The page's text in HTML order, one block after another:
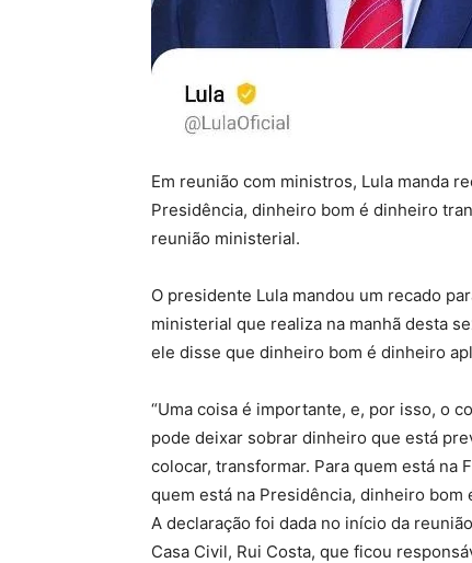
Em reunião com ministros, Lula manda
Presidência, dinheiro bom é dinheiro
reunião ministerial.
O presidente Lula mandou um recado
ministerial que realiza na manhã desta
ele disse que dinheiro bom é dinheiro
“Uma coisa é importante, e, por isso, o
pode deixar sobrar dinheiro que está
colocar, transformar. Para quem está na
quem está na Presidência, dinheiro
A declaração foi dada no início da
Casa Civil, Rui Costa, que ficou